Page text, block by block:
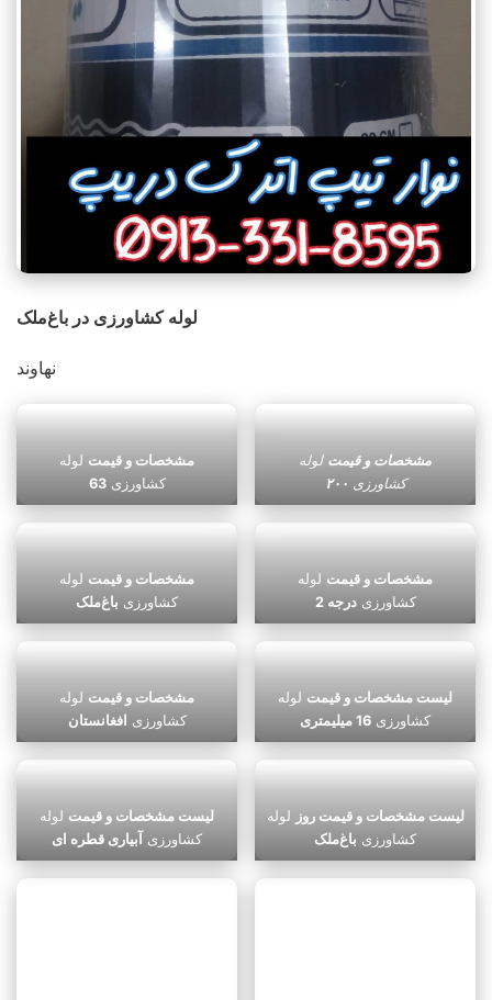
لوله کشاورزی در باغ‌ملک
نهاوند
مشخصات و قیمت لوله
کشاورزی63
مشخصات و قیمت لوله
کشاورزی ۲۰۰
مشخصات و قیمت لوله
کشاورزی باغ‌ملک
مشخصات و قیمت لوله
کشاورزیدرجه 2
مشخصات و قیمت لوله
کشاورزی افغانستان
لیست مشخصات و قیمت لوله
کشاورزی 16 میلیمتری
لیست مشخصات و قیمت لوله
کشاورزی
آبیاری قطره ای
لیست مشخصات و قیمت روز لوله
کشاورزی باغ‌ملک